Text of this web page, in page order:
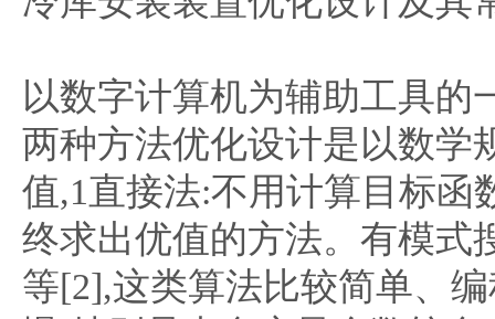
以数字计算机为辅助工具的
两种方法优化设计是以数学
值,1直接法:不用计算目标函
终求出优值的方法。有模式
等[2],这类算法比较简单、